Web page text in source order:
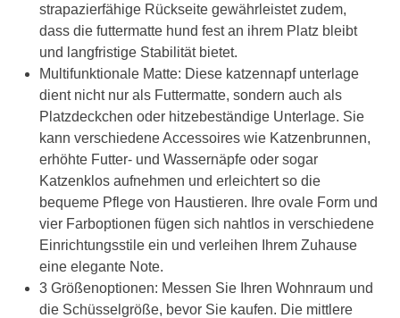
strapazierfähige Rückseite gewährleistet zudem,
dass die futtermatte hund fest an ihrem Platz bleibt
und langfristige Stabilität bietet.
Multifunktionale Matte: Diese katzennapf unterlage
dient nicht nur als Futtermatte, sondern auch als
Platzdeckchen oder hitzebeständige Unterlage. Sie
kann verschiedene Accessoires wie Katzenbrunnen,
erhöhte Futter- und Wassernäpfe oder sogar
Katzenklos aufnehmen und erleichtert so die
bequeme Pflege von Haustieren. Ihre ovale Form und
vier Farboptionen fügen sich nahtlos in verschiedene
Einrichtungsstile ein und verleihen Ihrem Zuhause
eine elegante Note.
3 Größenoptionen: Messen Sie Ihren Wohnraum und
die Schüsselgröße, bevor Sie kaufen. Die mittlere